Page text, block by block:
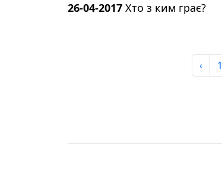
26-04-2017 Хто з ким грає?
‹ 1